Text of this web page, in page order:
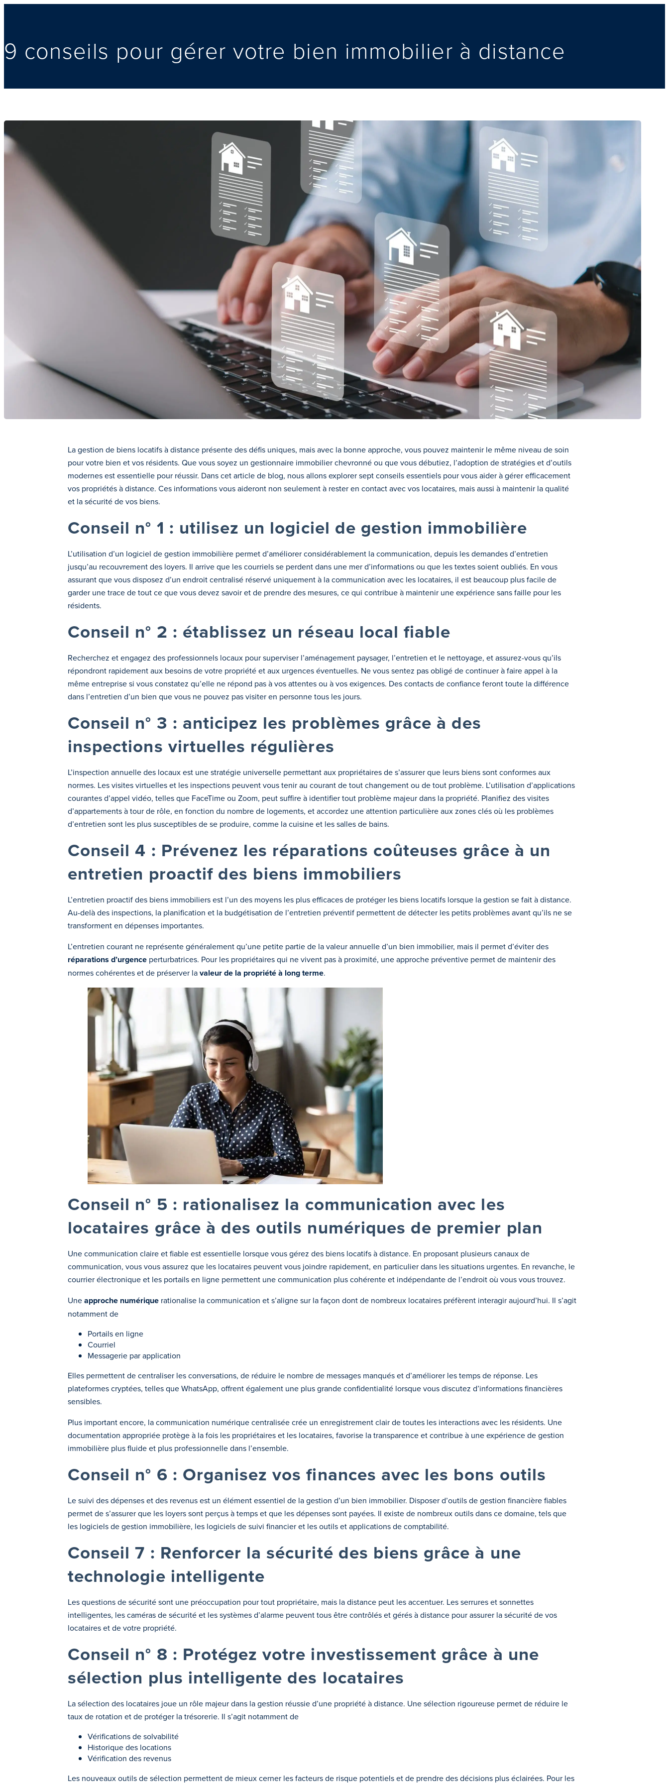
9 conseils pour gérer votre bien immobilier à distance
La gestion de biens locatifs à distance présente des défis uniques, mais avec la bonne approche, vous pouvez maintenir le même niveau de soin
pour votre bien et vos résidents. Que vous soyez un gestionnaire immobilier chevronné ou que vous débutiez, l’adoption de stratégies et d’outils
modernes est essentielle pour réussir. Dans cet article de blog, nous allons explorer sept conseils essentiels pour vous aider à gérer efficacement
vos propriétés à distance. Ces informations vous aideront non seulement à rester en contact avec vos locataires, mais aussi à maintenir la qualité
et la sécurité de vos biens.
Conseil n° 1 : utilisez un logiciel de gestion immobilière
L’utilisation d’un logiciel de gestion immobilière permet d’améliorer considérablement la communication, depuis les demandes d’entretien
jusqu’au recouvrement des loyers. Il arrive que les courriels se perdent dans une mer d’informations ou que les textes soient oubliés. En vous
assurant que vous disposez d’un endroit centralisé réservé uniquement à la communication avec les locataires, il est beaucoup plus facile de
garder une trace de tout ce que vous devez savoir et de prendre des mesures, ce qui contribue à maintenir une expérience sans faille pour les
résidents.
Conseil n° 2 : établissez un réseau local fiable
Recherchez et engagez des professionnels locaux pour superviser l’aménagement paysager, l’entretien et le nettoyage, et assurez-vous qu’ils
répondront rapidement aux besoins de votre propriété et aux urgences éventuelles. Ne vous sentez pas obligé de continuer à faire appel à la
même entreprise si vous constatez qu’elle ne répond pas à vos attentes ou à vos exigences. Des contacts de confiance feront toute la différence
dans l’entretien d’un bien que vous ne pouvez pas visiter en personne tous les jours.
Conseil n° 3 : anticipez les problèmes grâce à des
inspections virtuelles régulières
L’inspection annuelle des locaux est une stratégie universelle permettant aux propriétaires de s’assurer que leurs biens sont conformes aux
normes. Les visites virtuelles et les inspections peuvent vous tenir au courant de tout changement ou de tout problème. L’utilisation d’applications
courantes d’appel vidéo, telles que FaceTime ou Zoom, peut suffire à identifier tout problème majeur dans la propriété. Planifiez des visites
d’appartements à tour de rôle, en fonction du nombre de logements, et accordez une attention particulière aux zones clés où les problèmes
d’entretien sont les plus susceptibles de se produire, comme la cuisine et les salles de bains.
Conseil 4 : Prévenez les réparations coûteuses grâce à un
entretien proactif des biens immobiliers
L’entretien proactif des biens immobiliers est l’un des moyens les plus efficaces de protéger les biens locatifs lorsque la gestion se fait à distance.
Au-delà des inspections, la planification et la budgétisation de l’entretien préventif permettent de détecter les petits problèmes avant qu’ils ne se
transforment en dépenses importantes.
L’entretien courant ne représente généralement qu’une petite partie de la valeur annuelle d’un bien immobilier, mais il permet d’éviter des
réparations d’urgence perturbatrices. Pour les propriétaires qui ne vivent pas à proximité, une approche préventive permet de maintenir des
normes cohérentes et de préserver lavaleur de la propriété à long terme.
Conseil n° 5 : rationalisez la communication avec les
locataires grâce à des outils numériques de premier plan
Une communication claire et fiable est essentielle lorsque vous gérez des biens locatifs à distance. En proposant plusieurs canaux de
communication, vous vous assurez que les locataires peuvent vous joindre rapidement, en particulier dans les situations urgentes. En revanche, le
courrier électronique et les portails en ligne permettent une communication plus cohérente et indépendante de l’endroit où vous vous trouvez.
Uneapproche numérique rationalise la communication et s’aligne sur la façon dont de nombreux locataires préfèrent interagir aujourd’hui. Il s’agit
notamment de
Portails en ligne
Courriel
Messagerie par application
Elles permettent de centraliser les conversations, de réduire le nombre de messages manqués et d’améliorer les temps de réponse. Les
plateformes cryptées, telles que WhatsApp, offrent également une plus grande confidentialité lorsque vous discutez d’informations financières
sensibles.
Plus important encore, la communication numérique centralisée crée un enregistrement clair de toutes les interactions avec les résidents. Une
documentation appropriée protège à la fois les propriétaires et les locataires, favorise la transparence et contribue à une expérience de gestion
immobilière plus fluide et plus professionnelle dans l’ensemble.
Conseil n° 6 : Organisez vos finances avec les bons outils
Le suivi des dépenses et des revenus est un élément essentiel de la gestion d’un bien immobilier. Disposer d’outils de gestion financière fiables
permet de s’assurer que les loyers sont perçus à temps et que les dépenses sont payées. Il existe de nombreux outils dans ce domaine, tels que
les logiciels de gestion immobilière, les logiciels de suivi financier et les outils et applications de comptabilité.
Conseil 7 : Renforcer la sécurité des biens grâce à une
technologie intelligente
Les questions de sécurité sont une préoccupation pour tout propriétaire, mais la distance peut les accentuer. Les serrures et sonnettes
intelligentes, les caméras de sécurité et les systèmes d’alarme peuvent tous être contrôlés et gérés à distance pour assurer la sécurité de vos
locataires et de votre propriété.
Conseil n° 8 : Protégez votre investissement grâce à une
sélection plus intelligente des locataires
La sélection des locataires joue un rôle majeur dans la gestion réussie d’une propriété à distance. Une sélection rigoureuse permet de réduire le
taux de rotation et de protéger la trésorerie. Il s’agit notamment de
Vérifications de solvabilité
Historique des locations
Vérification des revenus
Les nouveaux outils de sélection permettent de mieux cerner les facteurs de risque potentiels et de prendre des décisions plus éclairées. Pour les